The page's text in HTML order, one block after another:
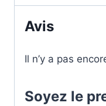
Avis
Il n’y a pas
Soyez le